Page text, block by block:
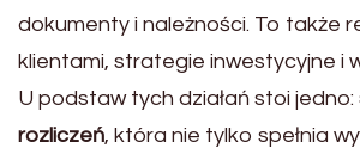
dokumenty i należności. To także
klientami, strategie inwestycyjne i
U podstaw tych działań stoi jedno:
rozliczeń, która nie tylko spełnia